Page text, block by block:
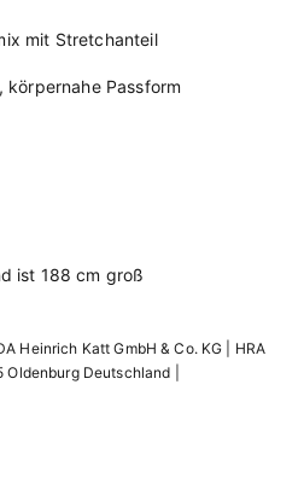
mit Stretchanteil
körpernahe Passform
ist 188 cm groß
Heinrich Katt GmbH & Co. KG | HRA
Deutschland |